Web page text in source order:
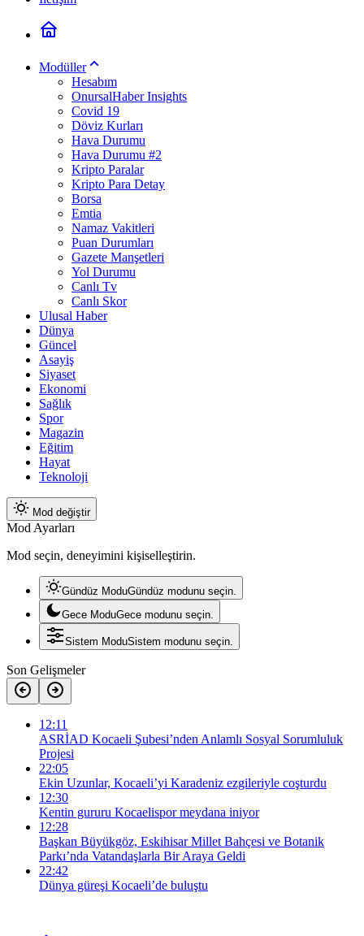
Modüller
Hesabım
OnursalHaber Insights
Covid 19
Döviz Kurları
Hava Durumu
Hava Durumu #2
Kripto Paralar
Kripto Para Detay
Borsa
Emtia
Namaz Vakitleri
Puan Durumları
Gazete Manşetleri
Yol Durumu
Canlı Tv
Canlı Skor
Ulusal Haber
Dünya
Güncel
Asayiş
Siyaset
Ekonomi
Sağlık
Spor
Magazin
Eğitim
Hayat
Teknoloji
Mod değiştir
Mod Ayarları
Mod seçin, deneyimini kişiselleştirin.
Gündüz ModuGündüz modunu seçin.
Gece ModuGece modunu seçin.
Sistem ModuSistem modunu seçin.
Son Gelişmeler
12:11
ASRİAD Kocaeli Şubesi’nden Anlamlı Sosyal Sorumluluk
Projesi
22:05
Ekin Uzunlar, Kocaeli’yi Karadeniz ezgileriyle coşturdu
12:30
Kentin gururu Kocaelispor meydana iniyor
12:28
Başkan Büyükgöz, Eskihisar Millet Bahçesi ve Botanik
Parkı’nda Vatandaşlarla Bir Araya Geldi
22:42
Dünya güreşi Kocaeli’de buluştu